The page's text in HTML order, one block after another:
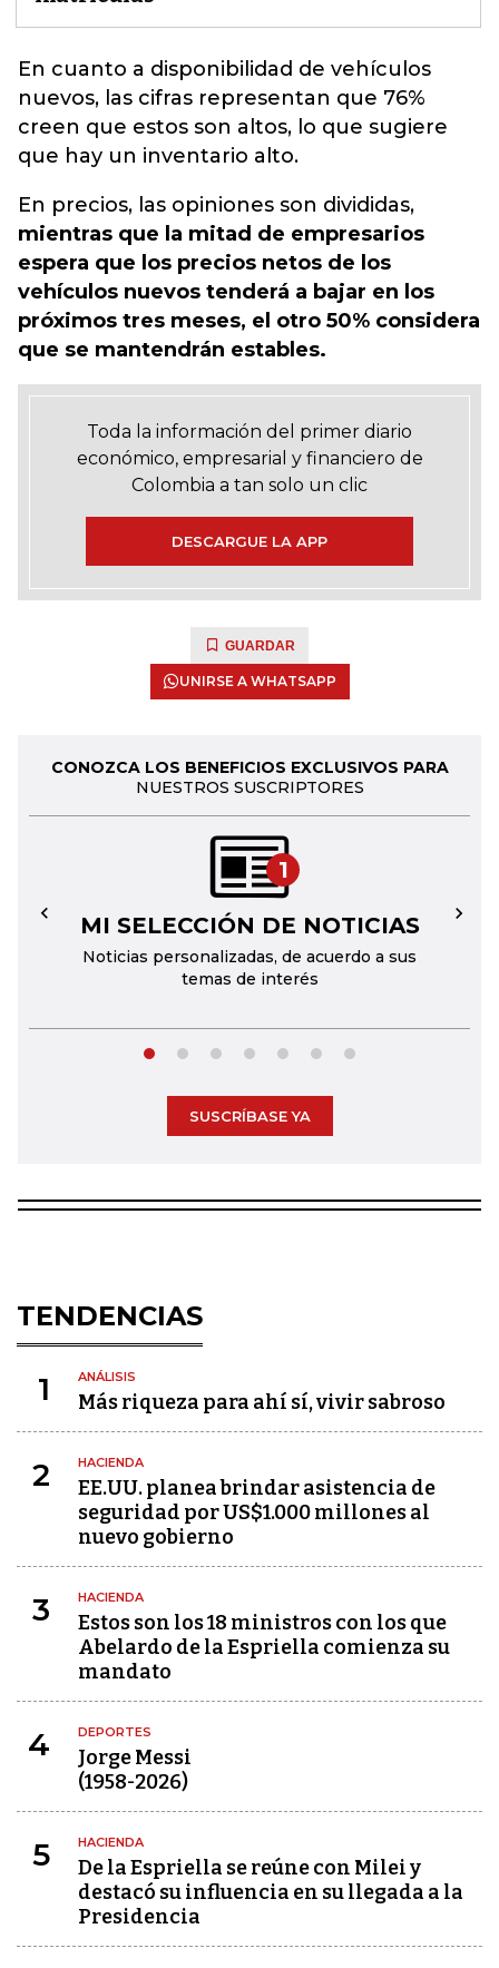
En cuanto a disponibilidad de vehículos
nuevos, las cifras representan que 76%
creen que estos son altos, lo que sugiere
que hay un inventario alto.
En precios, las opiniones son divididas,
mientras que la mitad de empresarios
espera que los precios netos de los
vehículos nuevos tenderá a bajar en los
próximos tres meses, el otro 50% considera
que se mantendrán estables.
Toda la información del primer diario
económico, empresarial y financiero de
Colombia a tan solo un clic
DESCARGUE LA APP
GUARDAR
UNIRSE A WHATSAPP
CONOZCA LOS BENEFICIOS EXCLUSIVOS PARA
NUESTROS SUSCRIPTORES
1
MI SELECCIÓN DE NOTICIAS
Noticias personalizadas, de acuerdo a sus
temas de interés
← →
SUSCRÍBASE YA
TENDENCIAS
1 ANÁLISIS
Más riqueza para ahí sí, vivir sabroso
2 HACIENDA
EE.UU. planea brindar asistencia de
seguridad por US$1.000 millones al
nuevo gobierno
3 HACIENDA
Estos son los 18 ministros con los que
Abelardo de la Espriella comienza su
mandato
4 DEPORTES
Jorge Messi
(1958-2026)
5 HACIENDA
De la Espriella se reúne con Milei y
destacó su influencia en su llegada a la
Presidencia